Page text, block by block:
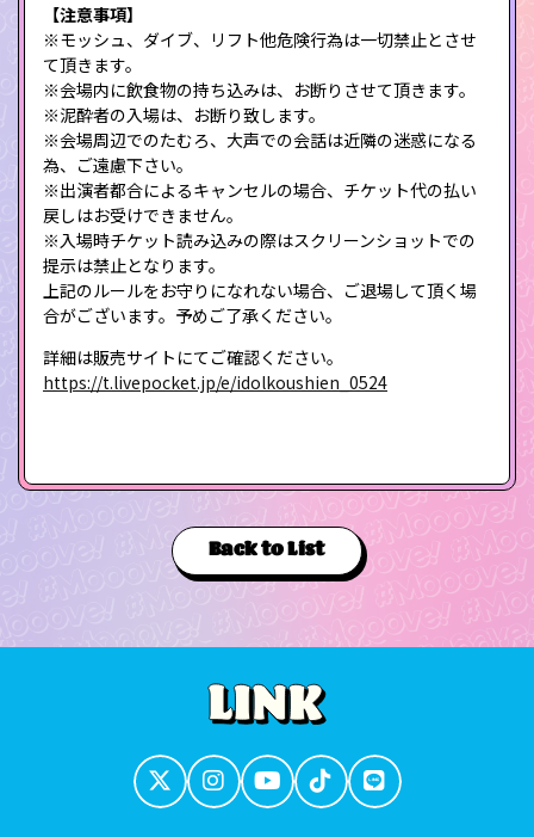
【注意事項】
※モッシュ、ダイブ、リフト他危険行為は一切禁止とさせ
て頂きます。
※会場内に飲食物の持ち込みは、お断りさせて頂きます。
※泥酔者の入場は、お断り致します。
※会場周辺でのたむろ、大声での会話は近隣の迷惑になる
為、ご遠慮下さい。
※出演者都合によるキャンセルの場合、チケット代の払い
戻しはお受けできません。
※入場時チケット読み込みの際はスクリーンショットでの
提示は禁止となります。
上記のルールをお守りになれない場合、ご退場して頂く場
合がございます。予めご了承ください。
詳細は販売サイトにてご確認ください。
https://t.livepocket.jp/e/idolkoushien_0524
Back to List